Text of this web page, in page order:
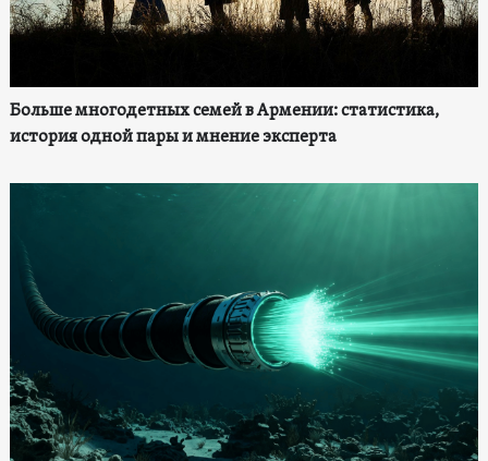
Больше многодетных семей в Армении: статистика,
история одной пары и мнение эксперта